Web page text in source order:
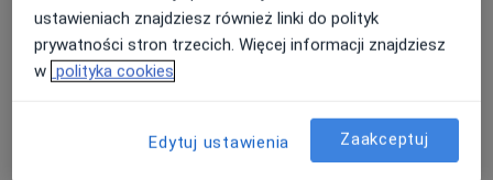
Nie czekaj na objawy. Profilaktyka ratuje zdrowie,
a czasem także życie.
Pokaż więcej aktualności (2)
ustawieniach znajdziesz również linki do polityk
prywatności stron trzecich. Więcej informacji znajdziesz
w polityka cookies
Edytuj ustawienia Zaakceptuj